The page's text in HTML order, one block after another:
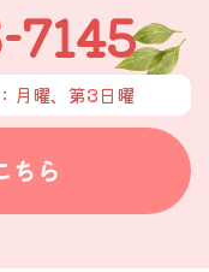
7145
月曜、第3日曜
ちら